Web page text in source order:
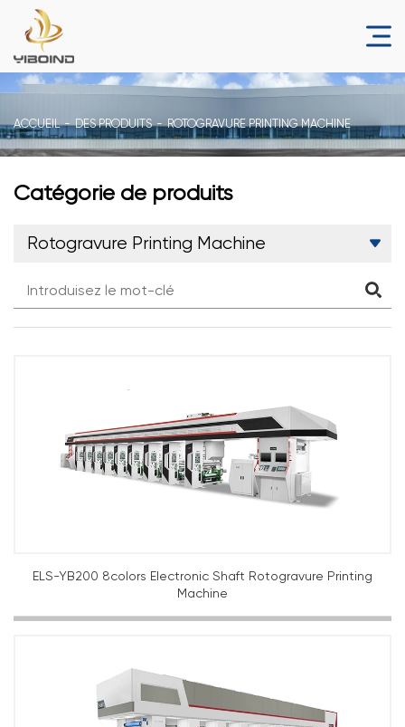
ACCUEIL DES PRODUITS ROTOGRAVURE PRINTING MACHINE
Catégorie de produits
Rotogravure Printing Machine

ELS-YB200 8colors Electronic Shaft Rotogravure Printing
Machine